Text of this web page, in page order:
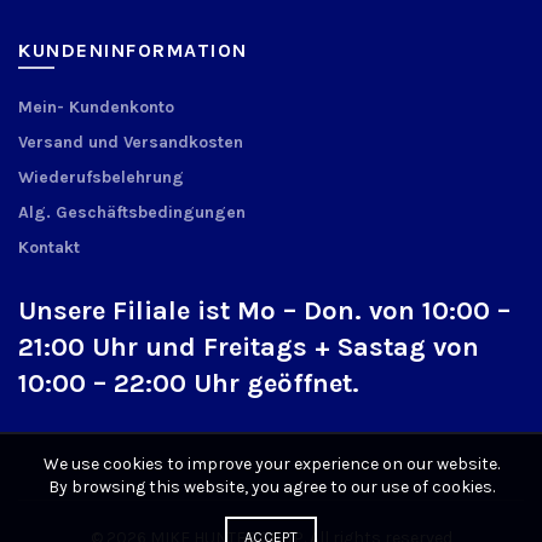
KUNDENINFORMATION
Mein- Kundenkonto
Versand und Versandkosten
Wiederufsbelehrung
Alg. Geschäftsbedingungen
Kontakt
Unsere Filiale ist Mo – Don. von 10:00 –
21:00 Uhr und Freitags + Sastag von
10:00 – 22:00 Uhr geöffnet.
MIKE HUNTER SHOP
We use cookies to improve your experience on our website.
By browsing this website, you agree to our use of cookies.
ACCEPT